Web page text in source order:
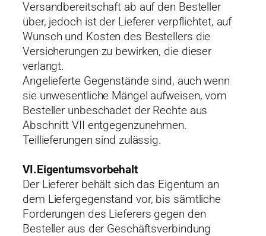
Versandbereitschaft ab auf den Besteller
über, jedoch ist der Lieferer verpflichtet, auf
Wunsch und Kosten des Bestellers die
Versicherungen zu bewirken, die dieser
verlangt.
Angelieferte Gegenstände sind, auch wenn
sie unwesentliche Mängel aufweisen, vom
Besteller unbeschadet der Rechte aus
Abschnitt VII entgegenzunehmen.
Teillieferungen sind zulässig.
VI.Eigentumsvorbehalt
Der Lieferer behält sich das Eigentum an
dem Liefergegenstand vor, bis sämtliche
Forderungen des Lieferers gegen den
Besteller aus der Geschäftsverbindung